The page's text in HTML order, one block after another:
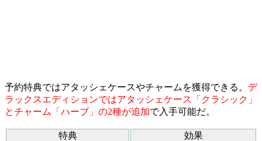
予約特典ではアタッシェケースやチャームを獲得できる。 デ
ラックスエディションではアタッシェケース「クラシック」
とチャーム「ハーブ」の2種が追加で入手可能だ。
特典
効果